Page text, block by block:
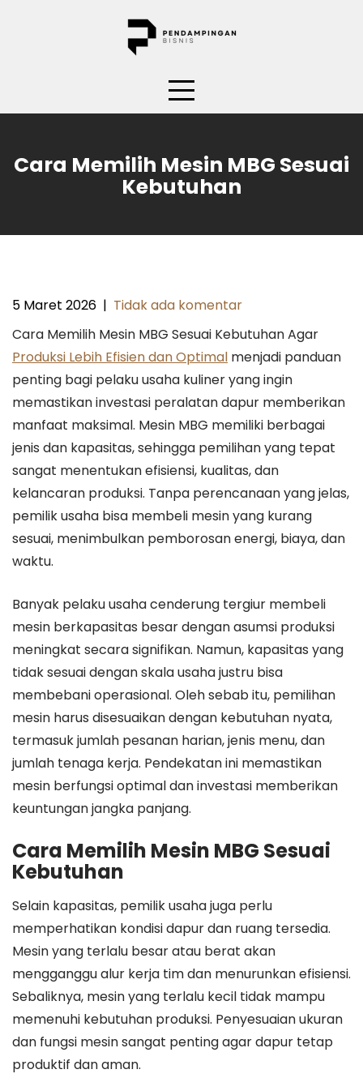
Cara Memilih Mesin MBG Sesuai
Kebutuhan
5 Maret 2026 | Tidak ada komentar
Cara Memilih Mesin MBG Sesuai Kebutuhan Agar
Produksi Lebih Efisien dan Optimal menjadi panduan
penting bagi pelaku usaha kuliner yang ingin
memastikan investasi peralatan dapur memberikan
manfaat maksimal. Mesin MBG memiliki berbagai
jenis dan kapasitas, sehingga pemilihan yang tepat
sangat menentukan efisiensi, kualitas, dan
kelancaran produksi. Tanpa perencanaan yang jelas,
pemilik usaha bisa membeli mesin yang kurang
sesuai, menimbulkan pemborosan energi, biaya, dan
waktu.
Banyak pelaku usaha cenderung tergiur membeli
mesin berkapasitas besar dengan asumsi produksi
meningkat secara signifikan. Namun, kapasitas yang
tidak sesuai dengan skala usaha justru bisa
membebani operasional. Oleh sebab itu, pemilihan
mesin harus disesuaikan dengan kebutuhan nyata,
termasuk jumlah pesanan harian, jenis menu, dan
jumlah tenaga kerja. Pendekatan ini memastikan
mesin berfungsi optimal dan investasi memberikan
keuntungan jangka panjang.
Cara Memilih Mesin MBG Sesuai
Kebutuhan
Selain kapasitas, pemilik usaha juga perlu
memperhatikan kondisi dapur dan ruang tersedia.
Mesin yang terlalu besar atau berat akan
mengganggu alur kerja tim dan menurunkan efisiensi.
Sebaliknya, mesin yang terlalu kecil tidak mampu
memenuhi kebutuhan produksi. Penyesuaian ukuran
dan fungsi mesin sangat penting agar dapur tetap
produktif dan aman.